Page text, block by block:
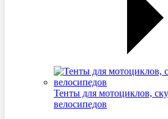
Тенты для мотоциклов,
велосипедов